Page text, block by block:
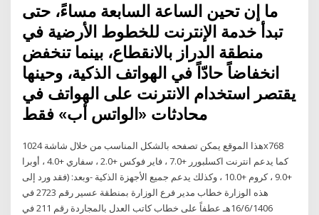
ما إن تحين الساعة السابعة مساءً، حتى
تبدأ خدمة الإنترنت للخطوط الأرضية في
منطقة الدراز بالانقطاع، بينما تنخفض
انخفاضاً حادّاً في الهواتف الذكية، وحينها
يقتصر استخدام الانترنت على الهواتف في
محادثات «الواتس أب» فقط
هذا الموقع يمكن تصفحه بالشكل المناسب من خلال شاشة 1024x768
كما يدعم انترنت اكسلبورر +7.0 ، فاير فوكس +2.0 ، سفاري +4.0 ، أوبرا
+9.0 ، كروم +10.0 ، وكذلك يدعم جميع الأجهزة الذكية -وبعد: (فقد ورد إلى
هذه الوزارة خطاب مدير فرع الوزارة بمنطقة عسير رقم 2723 في
16/6/1406هـ عطفاً على خطاب كاتب العدل بالمجاردة رقم 211 في